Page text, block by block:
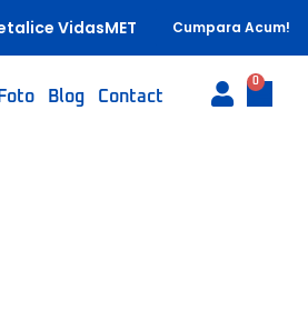
VidasMET Cumpara Acum!
Blog Contact
0